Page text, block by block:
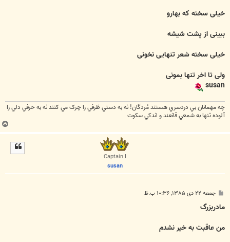
خیلی سخته که بهارو
ببینی از پشت شیشه
خیلی سخته شعر تنهایی نخونی
ولی تا اخر تنها بمونی
susan
چه مهمانان بي دردسري هستند مُردگان! نه به دستي ظرفي را چرک مي کنند نه به حرفي دلي را
آلوده تنها به شمعي قانعند و اندکي سکوت
ب
ا
Captain I
susan
پ
ت
جمعه ۲۲ دی ۱۳۸۵, ۱۰:۳۶ ب.ظ
مادربزرگ
من عاقبت به خیر نشدم